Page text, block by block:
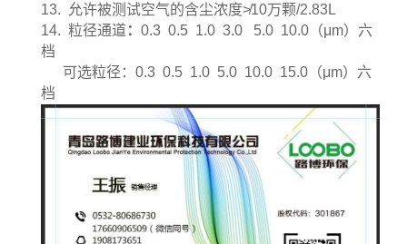
13.
允许被测试空气的含尘浓度≯10万颗/2.83L
14. 粒径通道： 0.3 0.5 1.0 3.0 5.0 10.0 （μm）六
档
可选粒径 ： 0.3 0.5 1.0 5.0 10.0 15.0 （μm）六
档